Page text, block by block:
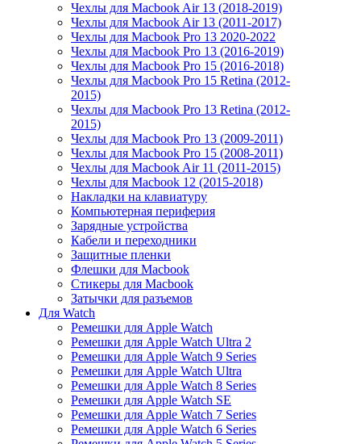
Чехлы для Macbook Air 13 (2018-2019)
Чехлы для Macbook Air 13 (2011-2017)
Чехлы для Macbook Pro 13 2020-2022
Чехлы для Macbook Pro 13 (2016-2019)
Чехлы для Macbook Pro 15 (2016-2018)
Чехлы для Macbook Pro 15 Retina (2012-
2015)
Чехлы для Macbook Pro 13 Retina (2012-
2015)
Чехлы для Macbook Pro 13 (2009-2011)
Чехлы для Macbook Pro 15 (2008-2011)
Чехлы для Macbook Air 11 (2011-2015)
Чехлы для Macbook 12 (2015-2018)
Накладки на клавиатуру
Компьютерная периферия
Зарядные устройства
Кабели и переходники
Защитные пленки
Флешки для Macbook
Стикеры для Macbook
Затычки для разъемов
Для Watch
Ремешки для Apple Watch
Ремешки для Apple Watch Ultra 2
Ремешки для Apple Watch 9 Series
Ремешки для Apple Watch Ultra
Ремешки для Apple Watch 8 Series
Ремешки для Apple Watch SE
Ремешки для Apple Watch 7 Series
Ремешки для Apple Watch 6 Series